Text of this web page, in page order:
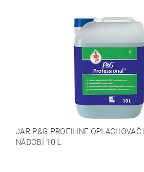
JAR P&G PROFILINE OPLACHOVAČ
NÁDOBÍ 10 L